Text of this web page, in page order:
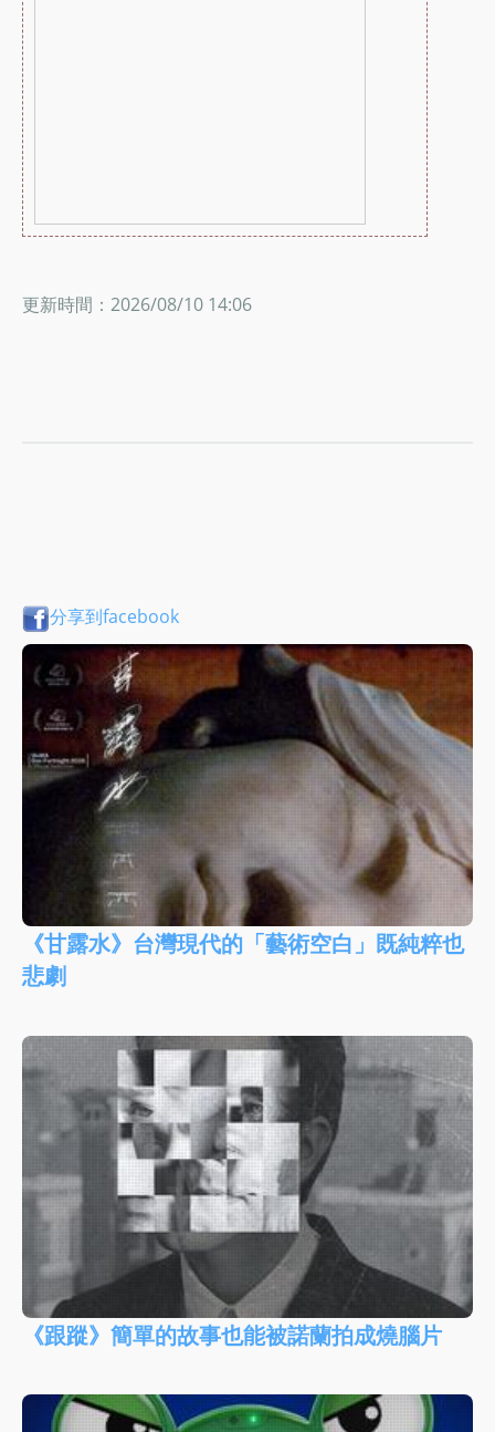
更新時間：2026/08/10 14:06
分享到facebook
《甘露水》台灣現代的「藝術空白」既純粹也
悲劇
《跟蹤》簡單的故事也能被諾蘭拍成燒腦片